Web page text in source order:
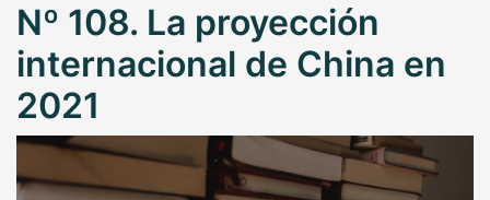
Nº 108. La proyección
internacional de China en
2021